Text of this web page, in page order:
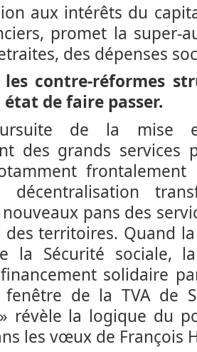
aux intérêts du
promet la super-
des dépenses
les contre-réformes
état de faire passer.
de la mise
des grands services
pans des
territoires. Quand
la Sécurité sociale,
solidaire
de la TVA de
révèle la logique du
les vœux de François